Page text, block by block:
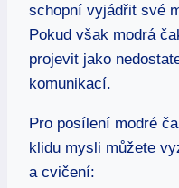
schopní vyjádřit své
Pokud však modrá
projevit jako
komunikací.
Pro posílení modré
klidu mysli můžete
a cvičení: